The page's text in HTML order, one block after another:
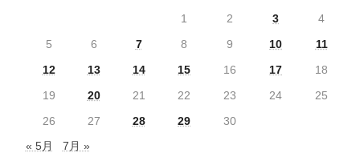
1
2 3
4
5
6 7 8 9 10
11
12
13 14 15 16 17
18
19
20 21 22 23 24
25
26
27 28 29
30
« 5月
7月 »